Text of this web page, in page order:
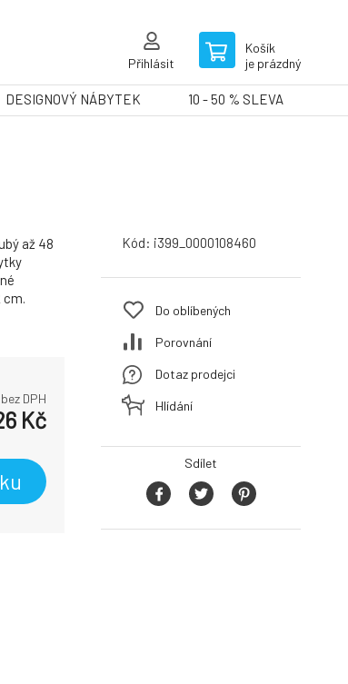
Přihlásit
Košík
je prázdný
DESIGNOVÝ NÁBYTEK 10 - 50 % SLEVA
až 48
cm.
DPH
Kč
Kód: i399_0000108460
Do oblíbených
Porovnání
Dotaz prodejci
Hlídání
Sdílet